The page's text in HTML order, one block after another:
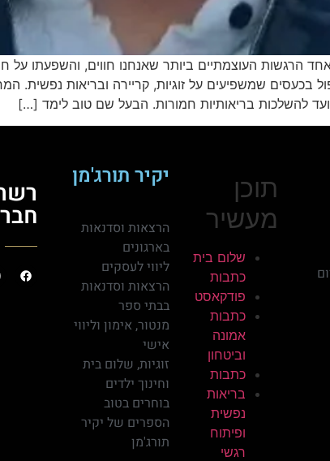
העוצמתיים ביותר שאנחנו חווים, והשפעתו על
בכעסים שמשפיעים על זוגיות, קריירה ובריאות נפשית.
להשלכות בריאותיות חמורות. הבעל שם טוב לימד […]
- 40 יום
תוכן
מעשיר
שלום בית
כתבות
פודקאסט
כתבות
אמונה
וביטחון
כתבות
בריאות
נפשית
ופיתוח
רגשי
יקיר תורג'מן
הרצאות וסדנאות
בארגונים
ליווי לעסקים
הרצאות וסדנאות
בבתי ספר
מנטור, אימון וליווי
אישי
זוגיות, שלום בית
וחינוך ילדים
בוחרים בטוב
הספרים של יקיר
תורג'מן